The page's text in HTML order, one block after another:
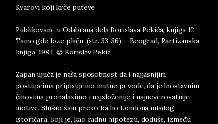
Kvarovi koji krče puteve
Publikovano u Odabrana dela Borislava Pekića, knjiga 12,
Tamo gde loze plaču, (str. 33-36). - Beograd, Partizanska
knjiga, 1984, © Borislav Pekić.
Zapanjujuća je naša sposobnost da i najjasnijim
postupcima pripisujemo mutne povode, da jednostavnim
činovima pronalazimo i najsloženije i najneverovatnije
motive. Slušao sam preko Radio Londona mladog
istoričara, koji je, kao radnu hipotezu, doduše, između